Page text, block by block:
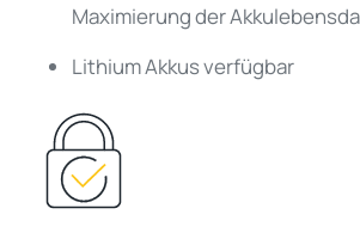
Maximierung der
Lithium Akkus verfügbar